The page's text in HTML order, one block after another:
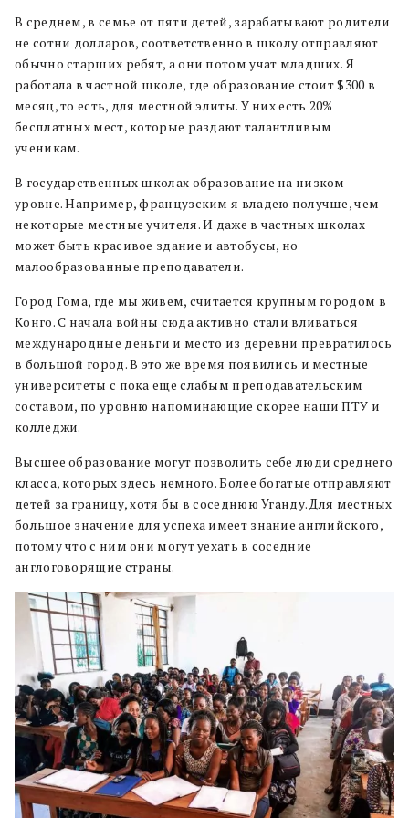
В среднем, в семье от пяти детей, зарабатывают родители
не сотни долларов, соответственно в школу отправляют
обычно старших ребят, а они потом учат младших. Я
работала в частной школе, где образование стоит $300 в
месяц, то есть, для местной элиты. У них есть 20%
бесплатных мест, которые раздают талантливым
ученикам.
В государственных школах образование на низком
уровне. Например, французским я владею получше, чем
некоторые местные учителя. И даже в частных школах
может быть красивое здание и автобусы, но
малообразованные преподаватели.
Город Гома, где мы живем, считается крупным городом в
Конго. С начала войны сюда активно стали вливаться
международные деньги и место из деревни превратилось
в большой город. В это же время появились и местные
университеты с пока еще слабым преподавательским
составом, по уровню напоминающие скорее наши ПТУ и
колледжи.
Высшее образование могут позволить себе люди среднего
класса, которых здесь немного. Более богатые отправляют
детей за границу, хотя бы в соседнюю Уганду. Для местных
большое значение для успеха имеет знание английского,
потому что с ним они могут уехать в соседние
англоговорящие страны.